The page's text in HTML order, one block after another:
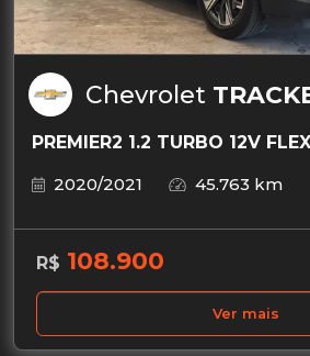
Chevrolet
PREMIER2 1.2 TURBO 12V
2020/2021
45.763 km
R$ 108.900
Ver mais